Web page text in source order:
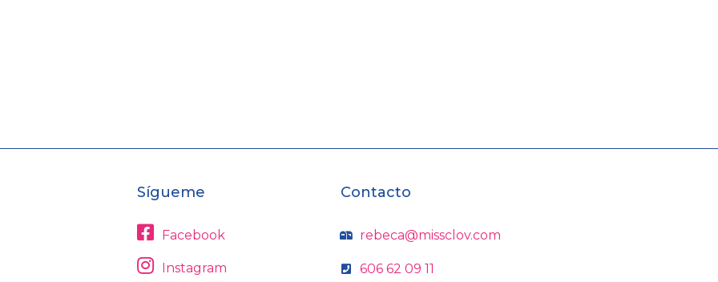
Sígueme
Facebook
Instagram
Contacto
rebeca@missclov.com
606 62 09 11